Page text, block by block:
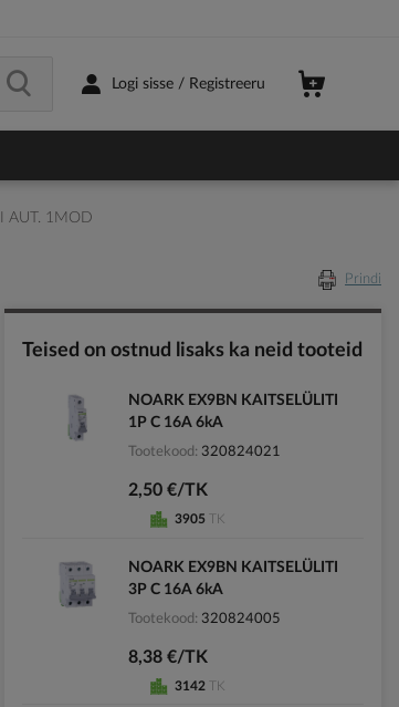
Logi sisse / Registreeru
AUT. 1MOD
Prindi
Teised on ostnud lisaks ka neid tooteid
NOARK EX9BN KAITSELÜLITI
1P C 16A 6kA
Tootekood 320824021
2,50 €/TK
3905 TK
NOARK EX9BN KAITSELÜLITI
3P C 16A 6kA
Tootekood 320824005
8,38 €/TK
3142 TK